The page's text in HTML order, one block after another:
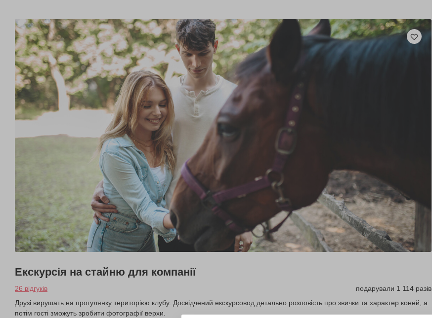
Екскурсія на стайню для компанії
26 відгуків
подарували 1 114 разів
Друзі вирушать на прогулянку територією клубу. Досвідчений екскурсовод детально розповість про звички та характер коней, а
потім гості зможуть зробити фотографії верхи.